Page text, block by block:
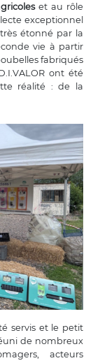
et au rôle
exceptionnel
étonné par la
vie à partir
fabriqués
ont été
réalité : de la
servis et le petit
de nombreux
acteurs